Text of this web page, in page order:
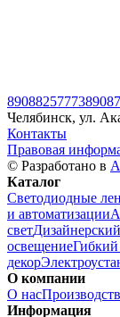
89088257773
Челябинск, ул.
Контакты
Правовая
© Разработано в
Каталог
Светодиодные
и автоматизации
свет
освещение
декор
О компании
О нас
Информация